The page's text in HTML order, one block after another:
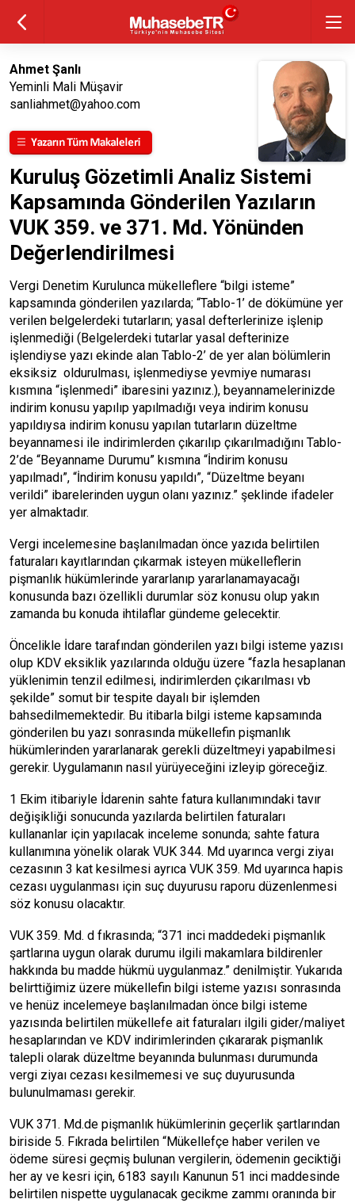
Ahmet Şanlı
Yeminli Mali Müşavir
sanliahmet@yahoo.com
Kuruluş Gözetimli Analiz Sistemi
Kapsamında Gönderilen Yazıların
VUK 359. ve 371. Md. Yönünden
Değerlendirilmesi
Vergi Denetim Kurulunca mükelleflere “bilgi isteme”
kapsamında gönderilen yazılarda; “Tablo-1’ de dökümüne yer
verilen belgelerdeki tutarların; yasal defterlerinize işlenip
işlenmediği (Belgelerdeki tutarlar yasal defterinize
işlendiyse yazı ekinde alan Tablo-2’ de yer alan bölümlerin
eksiksiz oldurulması, işlenmediyse yevmiye numarası
kısmına “işlenmedi” ibaresini yazınız.), beyannamelerinizde
indirim konusu yapılıp yapılmadığı veya indirim konusu
yapıldıysa indirim konusu yapılan tutarların düzeltme
beyannamesi ile indirimlerden çıkarılıp çıkarılmadığını Tablo-
2’de “Beyanname Durumu” kısmına “İndirim konusu
yapılmadı”, “İndirim konusu yapıldı”, “Düzeltme beyanı
verildi” ibarelerinden uygun olanı yazınız.” şeklinde ifadeler
yer almaktadır.
Vergi incelemesine başlanılmadan önce yazıda belirtilen
faturaları kayıtlarından çıkarmak isteyen mükelleflerin
pişmanlık hükümlerinde yararlanıp yararlanamayacağı
konusunda bazı özellikli durumlar söz konusu olup yakın
zamanda bu konuda ihtilaflar gündeme gelecektir.
Öncelikle İdare tarafından gönderilen yazı bilgi isteme yazısı
olup KDV eksiklik yazılarında olduğu üzere “fazla hesaplanan
yüklenimin tenzil edilmesi, indirimlerden çıkarılması vb
şekilde” somut bir tespite dayalı bir işlemden
bahsedilmemektedir. Bu itibarla bilgi isteme kapsamında
gönderilen bu yazı sonrasında mükellefin pişmanlık
hükümlerinden yararlanarak gerekli düzeltmeyi yapabilmesi
gerekir. Uygulamanın nasıl yürüyeceğini izleyip göreceğiz.
1 Ekim itibariyle İdarenin sahte fatura kullanımındaki tavır
değişikliği sonucunda yazılarda belirtilen faturaları
kullananlar için yapılacak inceleme sonunda; sahte fatura
kullanımına yönelik olarak VUK 344. Md uyarınca vergi ziyaı
cezasının 3 kat kesilmesi ayrıca VUK 359. Md uyarınca hapis
cezası uygulanması için suç duyurusu raporu düzenlenmesi
söz konusu olacaktır.
VUK 359. Md. d fıkrasında; “371 inci maddedeki pişmanlık
şartlarına uygun olarak durumu ilgili makamlara bildirenler
hakkında bu madde hükmü uygulanmaz.” denilmiştir. Yukarıda
belirttiğimiz üzere mükellefin bilgi isteme yazısı sonrasında
ve henüz incelemeye başlanılmadan önce bilgi isteme
yazısında belirtilen mükellefe ait faturaları ilgili gider/maliyet
hesaplarından ve KDV indirimlerinden çıkararak pişmanlık
talepli olarak düzeltme beyanında bulunması durumunda
vergi ziyaı cezası kesilmemesi ve suç duyurusunda
bulunulmaması gerekir.
VUK 371. Md.de pişmanlık hükümlerinin geçerlik şartlarından
biriside 5. Fıkrada belirtilen “Mükellefçe haber verilen ve
ödeme süresi geçmiş bulunan vergilerin, ödemenin geciktiği
her ay ve kesri için, 6183 sayılı Kanunun 51 inci maddesinde
belirtilen nispette uygulanacak gecikme zammı oranında bir